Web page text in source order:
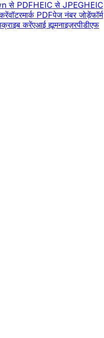
से PDFHEIC से JPEGHEIC
वॉटरमार्क PDFपेज नंबर जोड़ेंफॉर्म
करेंएआई ह्यूमनाइज़रपीडीएफ